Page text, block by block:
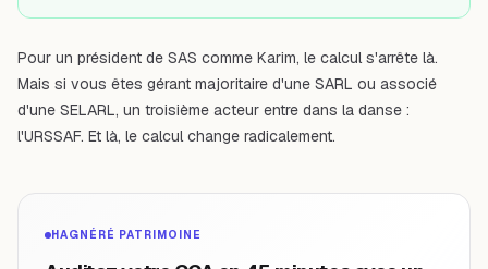
Pour un président de SAS comme Karim, le calcul s'arrête là.
Mais si vous êtes gérant majoritaire d'une SARL ou associé
d'une SELARL, un troisième acteur entre dans la danse :
l'URSSAF. Et là, le calcul change radicalement.
HAGNÉRÉ PATRIMOINE